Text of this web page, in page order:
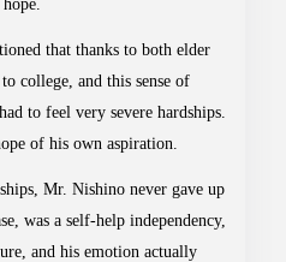
that thanks to both elder
college, and this sense of
to feel very severe hardships.
of his own aspiration.
Mr. Nishino never gave up
was a self-help independency,
and his emotion actually